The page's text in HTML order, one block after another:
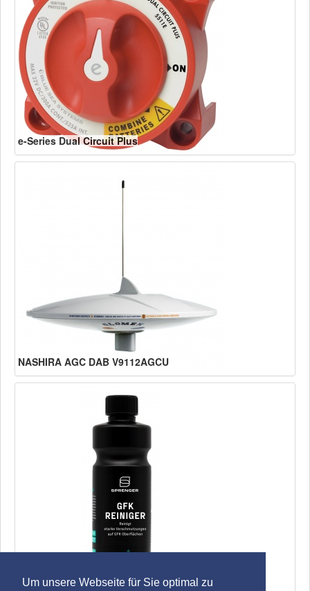
Um unsere Webseite für Sie optimal zu
e-Series Dual Circuit Plus
NASHIRA AGC DAB V9112AGCU
SPRENGER GFK Reiniger